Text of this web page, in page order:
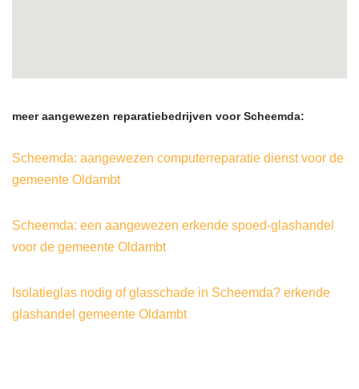
meer aangewezen reparatiebedrijven voor Scheemda:
Scheemda: aangewezen computerreparatie dienst voor de
gemeente Oldambt
Scheemda: een aangewezen erkende spoed-glashandel
voor de gemeente Oldambt
Isolatieglas nodig of glasschade in Scheemda? erkende
glashandel gemeente Oldambt